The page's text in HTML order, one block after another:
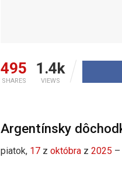
495
SHARES
1.4k
VIEWS
Argentínsky
piatok, 17 z októbra z 2025 –